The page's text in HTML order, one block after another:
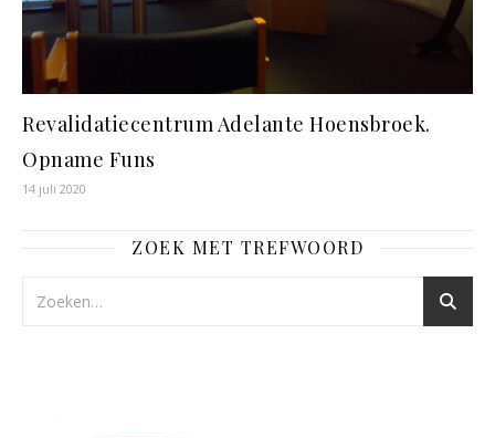
Revalidatiecentrum Adelante Hoensbroek.
Opname Funs
14 juli 2020
ZOEK MET TREFWOORD